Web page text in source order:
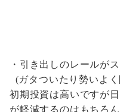
・引き出しのレールが
(ガタついたり勢いよ
初期投資は高いですが
が軽減するのはもちろ